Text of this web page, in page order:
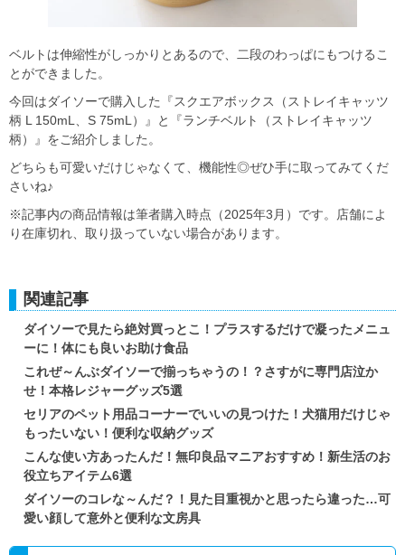
ベルトは伸縮性がしっかりとあるので、二段のわっぱにもつけるこ
とができました。
今回はダイソーで購入した『スクエアボックス（ストレイキャッツ
柄 L 150mL、S 75mL）』と『ランチベルト（ストレイキャッツ
柄）』をご紹介しました。
どちらも可愛いだけじゃなくて、機能性◎ぜひ手に取ってみてくだ
さいね♪
※記事内の商品情報は筆者購入時点（2025年3月）です。店舗によ
り在庫切れ、取り扱っていない場合があります。
関連記事
ダイソーで見たら絶対買っとこ！プラスするだけで凝ったメニュ
ーに！体にも良いお助け食品
これぜ～んぶダイソーで揃っちゃうの！？さすがに専門店泣か
せ！本格レジャーグッズ5選
セリアのペット用品コーナーでいいの見つけた！犬猫用だけじゃ
もったいない！便利な収納グッズ
こんな使い方あったんだ！無印良品マニアおすすめ！新生活のお
役立ちアイテム6選
ダイソーのコレな～んだ？！見た目重視かと思ったら違った…可
愛い顔して意外と便利な文房具